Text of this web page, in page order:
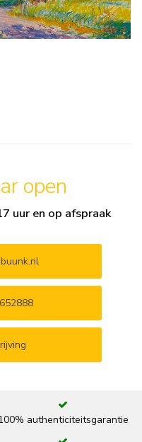
open
uur en op afspraak
authenticiteitsgarantie